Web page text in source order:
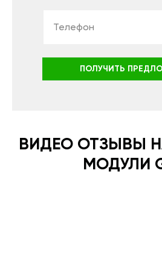
ПОЛУЧИТЬ
ВИДЕО ОТЗЫВЫ
МОДУЛИ